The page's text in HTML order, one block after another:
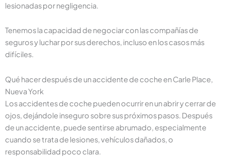
lesionadas por negligencia.
Tenemos la capacidad de negociar con las compañías de
seguros y luchar por sus derechos, incluso en los casos más
difíciles.
Qué hacer después de un accidente de coche en Carle Place,
Nueva York
Los accidentes de coche pueden ocurrir en un abrir y cerrar de
ojos, dejándole inseguro sobre sus próximos pasos. Después
de un accidente, puede sentirse abrumado, especialmente
cuando se trata de lesiones, vehículos dañados, o
responsabilidad poco clara.